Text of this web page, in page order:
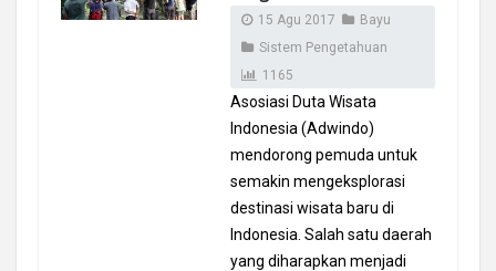
15 Agu 2017
Bayu
Sistem Pengetahuan
1165
Asosiasi Duta Wisata
Indonesia (Adwindo)
mendorong pemuda untuk
semakin mengeksplorasi
destinasi wisata baru di
Indonesia. Salah satu daerah
yang diharapkan menjadi